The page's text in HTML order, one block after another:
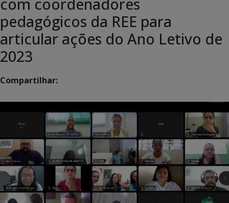
pedagógicos da REE para
articular ações do Ano Letivo de
2023
Compartilhar: